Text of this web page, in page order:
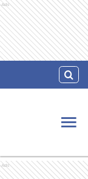
Ads
Ads